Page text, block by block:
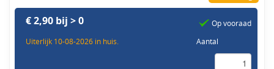
€ 2,90 bij > 0
Uiterlijk 10-08-2026 in huis.
Op vooraad
Aantal